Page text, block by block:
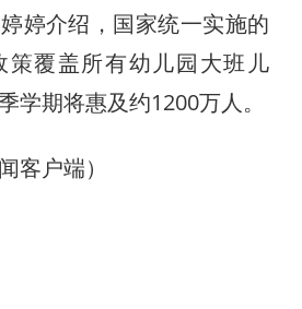
婷介绍，国家统一实施的
策覆盖所有幼儿园大班儿
学期将惠及约1200万人。
客户端）